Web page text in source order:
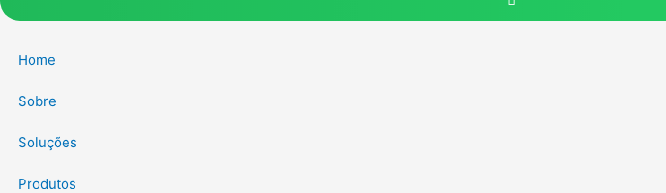
Home
Sobre
Soluções
Produtos